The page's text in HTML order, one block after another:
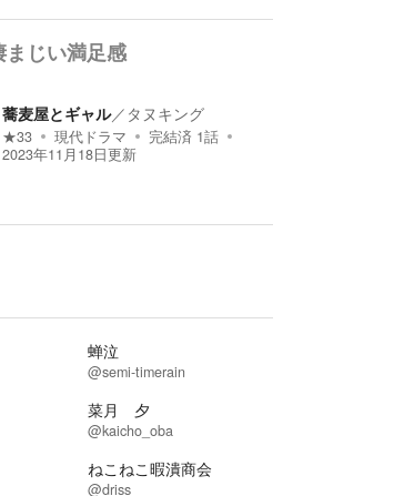
まじい満足感
蕎麦屋とギャル／ タヌキング
★33 現代ドラマ 完結済 1話
2023年11月18日更新
蝉泣
@semi-timerain
菜月 夕
@kaicho_oba
ねこねこ暇潰商会
@driss